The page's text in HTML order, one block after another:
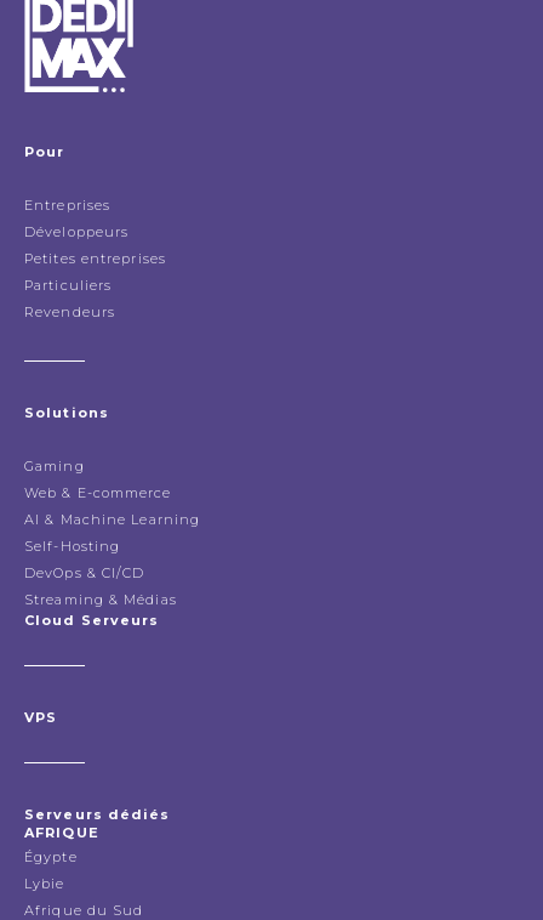
Pour
Entreprises
Développeurs
Petites entreprises
Particuliers
Revendeurs
Solutions
Gaming
Web & E-commerce
AI & Machine Learning
Self-Hosting
DevOps & CI/CD
Streaming & Médias
Cloud Serveurs
VPS
Serveurs dédiés
AFRIQUE
Égypte
Lybie
Afrique du Sud